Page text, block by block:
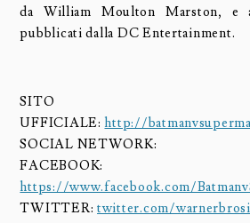
da William Moulton Marston, e
pubblicati dalla DC Entertainment.
SITO
UFFICIALE:http://
SOCIAL NETWORK:
FACEBOOK:
https://www.facebook.com/
TWITTER:twitter.com/